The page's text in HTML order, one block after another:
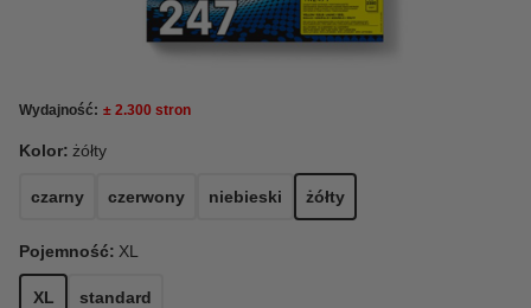
Wydajność: ± 2.300 stron
Kolor: żółty
czarny czerwony niebieski żółty
Pojemność: XL
XL standard